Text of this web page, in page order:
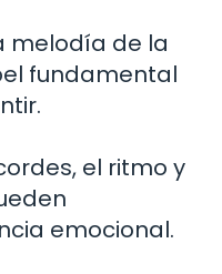
melodía de la
fundamental
el ritmo y
emocional.